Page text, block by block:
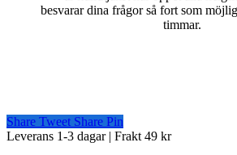
besvarar dina frågor så fort som
timmar.
Share Tweet Share Pin
Close
Leverans 1-3 dagar | Frakt 49 kr